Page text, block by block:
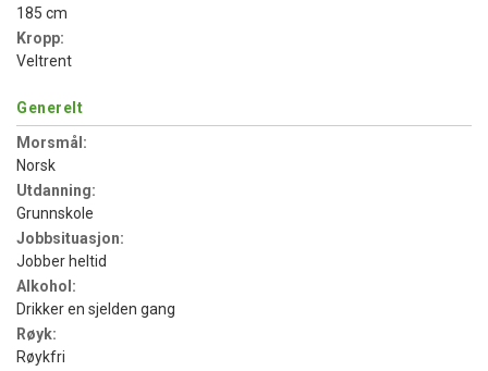
185 cm
Kropp:
Veltrent
Generelt
Morsmål:
Norsk
Utdanning:
Grunnskole
Jobbsituasjon:
Jobber heltid
Alkohol:
Drikker en sjelden gang
Røyk:
Røykfri